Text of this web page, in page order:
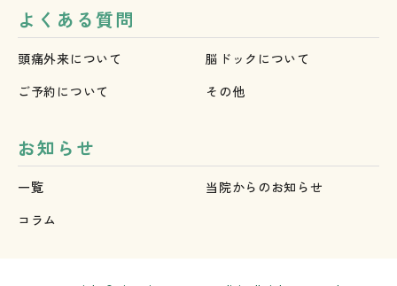
よくある質問
頭痛外来について
脳ドックについて
ご予約について
その他
お知らせ
一覧
当院からのお知らせ
コラム